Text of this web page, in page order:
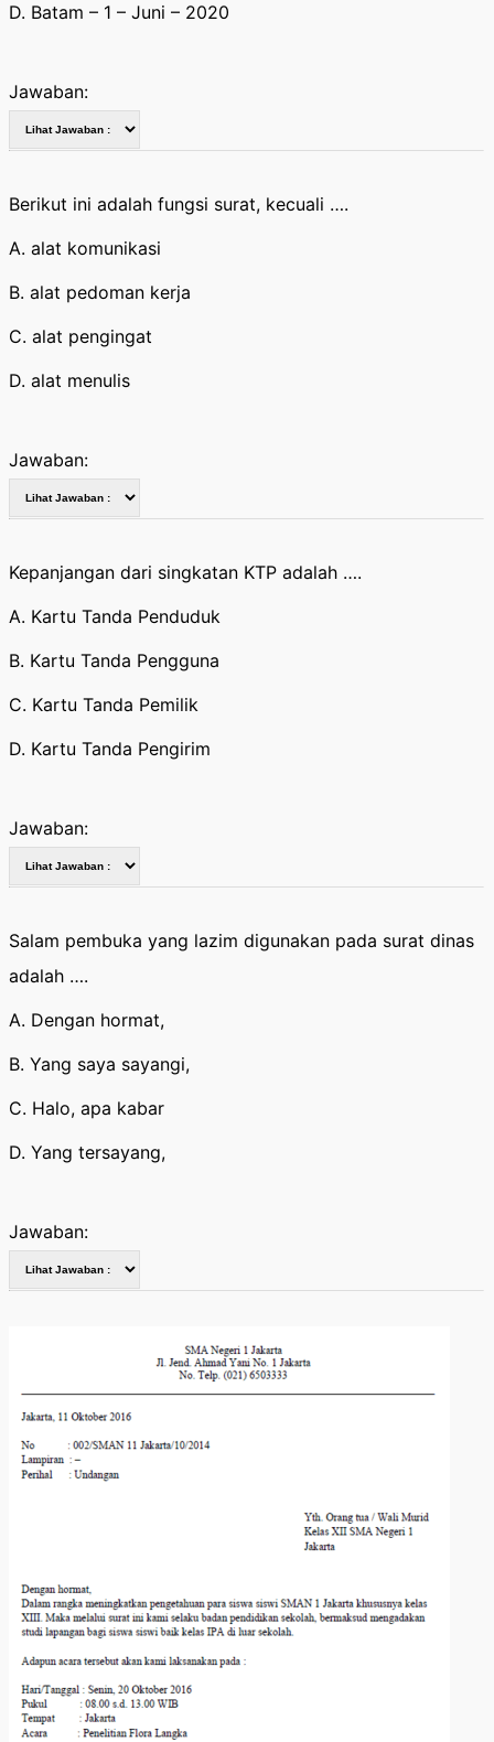
D. Batam – 1 – Juni – 2020
Jawaban:
Berikut ini adalah fungsi surat, kecuali ….
A. alat komunikasi
B. alat pedoman kerja
C. alat pengingat
D. alat menulis
Jawaban:
Kepanjangan dari singkatan KTP adalah ….
A. Kartu Tanda Penduduk
B. Kartu Tanda Pengguna
C. Kartu Tanda Pemilik
D. Kartu Tanda Pengirim
Jawaban:
Salam pembuka yang lazim digunakan pada surat dinas
adalah ….
A. Dengan hormat,
B. Yang saya sayangi,
C. Halo, apa kabar
D. Yang tersayang,
Jawaban: